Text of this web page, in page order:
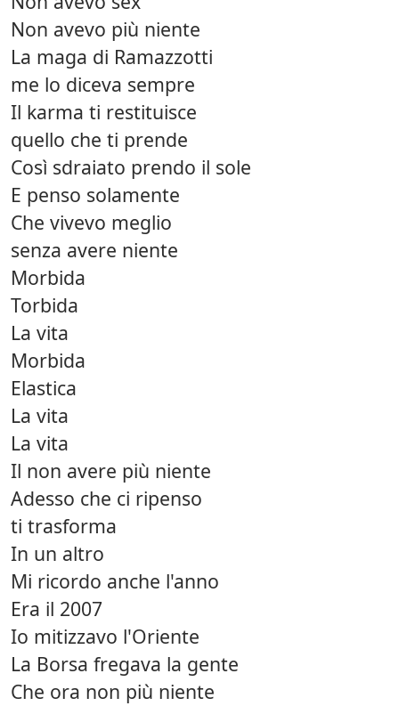
Non avevo più niente
La maga di Ramazzotti
me lo diceva sempre
Il karma ti restituisce
quello che ti prende
Così sdraiato prendo il sole
E penso solamente
Che vivevo meglio
senza avere niente
Morbida
Torbida
La vita
Morbida
Elastica
La vita
La vita
Il non avere più niente
Adesso che ci ripenso
ti trasforma
In un altro
Mi ricordo anche l'anno
Era il 2007
Io mitizzavo l'Oriente
La Borsa fregava la gente
Che ora non più niente